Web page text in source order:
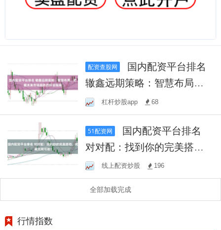
配资查股网
辙鑫远期策略：智慧布局，
把握未来市场趋势的投资指
南
杠杆炒股app 68
51配资网
对对配：找到你的完美搭
档，成就无限可能！
线上配资炒股 196
全部加载完成
行情指数